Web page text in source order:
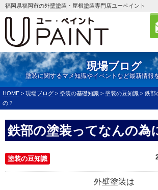
福岡県福岡市の外壁塗装・屋根塗装専門店ユーペイント
現場ブログ
塗装に関するマメ知識やイベントなど最新情報
HOME > 現場ブログ > 塗装の基礎知識 > 塗装の豆知識 > 鉄部
の？
鉄部の塗装ってなんの為
塗装の豆知識
外壁塗装は